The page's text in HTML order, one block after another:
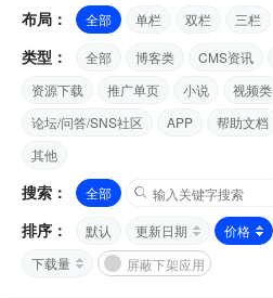
布局： 全部 单栏 双栏 三栏
类型： 全部 博客类 CMS资讯
资源下载
推广单页 小说 视频类
论坛/问答/SNS社区
APP 帮助文档
其他
搜索： 全部
排序： 默认 更新日期 价格
下载量
屏蔽下架应用